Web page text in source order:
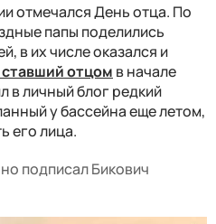
отмечался День отца. По
папы поделились
в их числе оказался и
отцом в начале
в личный блог редкий
у бассейна еще летом,
его лица.
подписал Бикович